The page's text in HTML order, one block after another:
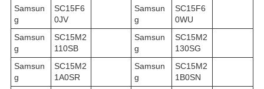
Samsun
g
SC15F6
0JV
Samsun
g
SC15F6
0WU
Samsun
g
SC15M2
110SB
Samsun
g
SC15M2
130SG
Samsun
g
SC15M2
1A0SR
Samsun
g
SC15M2
1B0SN